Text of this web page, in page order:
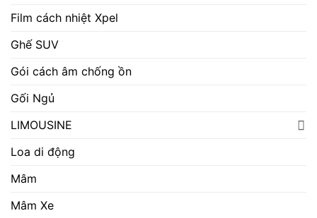
Film cách nhiệt Xpel
Ghế SUV
Gói cách âm chống ồn
Gối Ngủ
LIMOUSINE
Loa di động
Mâm
Mâm Xe